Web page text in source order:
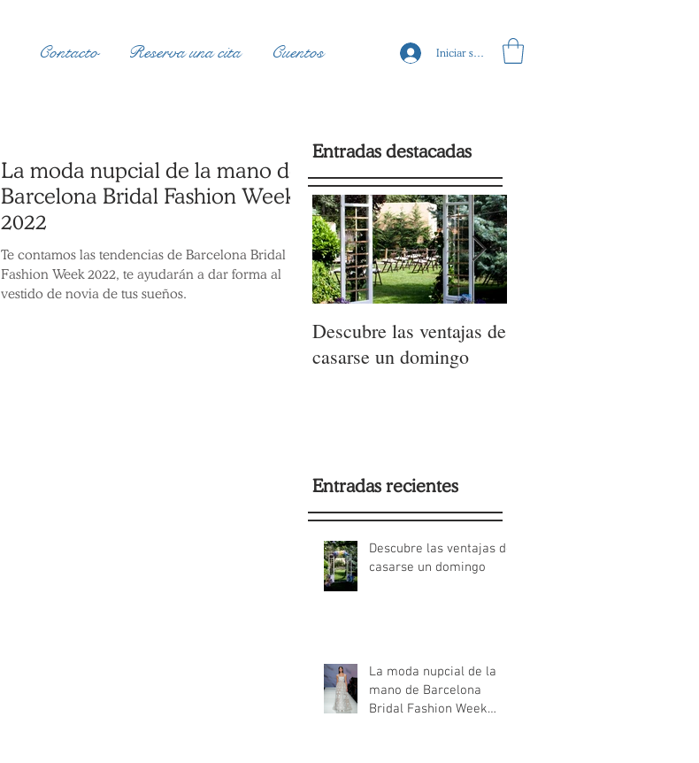
Contacto Reserva una cita Cuentos Iniciar sesión
La moda nupcial de la mano de
Barcelona Bridal Fashion Week
2022
Te contamos las tendencias de Barcelona Bridal
Fashion Week 2022, te ayudarán a dar forma al
vestido de novia de tus sueños.
Entradas destacadas
Descubre las ventajas de
casarse un domingo
Entradas recientes
Descubre las ventajas de
casarse un domingo
La moda nupcial de la
mano de Barcelona
Bridal Fashion Week